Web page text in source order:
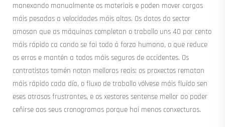
manexando manualmente os materiais e poden mover cargas
máis pesadas a velocidades máis altas. Os datos do sector
amosan que as máquinas completan o traballo uns 40 por cento
máis rápido ca cando se fai todo á forza humana, o que reduce
os erros e mantén a todos máis seguros de accidentes. Os
contratistas tamén notan melloras reais: os proxectos rematan
máis rápido cada día, o fluxo de traballo vólvese máis fluído sen
eses atrasos frustrantes, e os xestores sentense mellor ao poder
ceñirse aos seus cronogramas porque hai menos conxecturas.